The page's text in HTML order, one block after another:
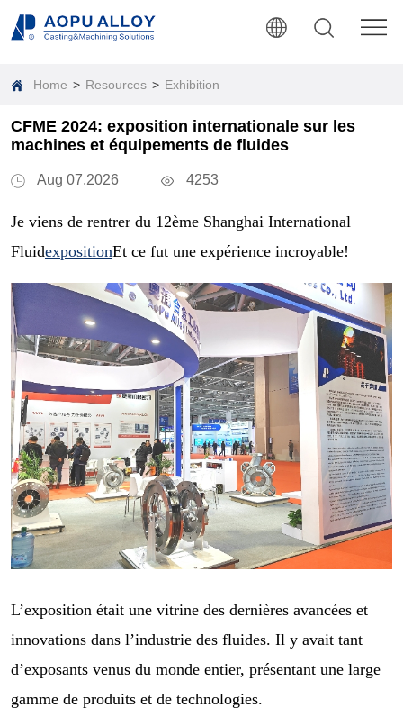
Home > Resources > Exhibition
CFME 2024: exposition internationale sur les
machines et équipements de fluides
Aug 07,2026 4253
Je viens de rentrer du 12ème Shanghai International
FluidexpositionEt ce fut une expérience incroyable!
L’exposition était une vitrine des dernières avancées et
innovations dans l’industrie des fluides. Il y avait tant
d’exposants venus du monde entier, présentant une large
gamme de produits et de technologies.